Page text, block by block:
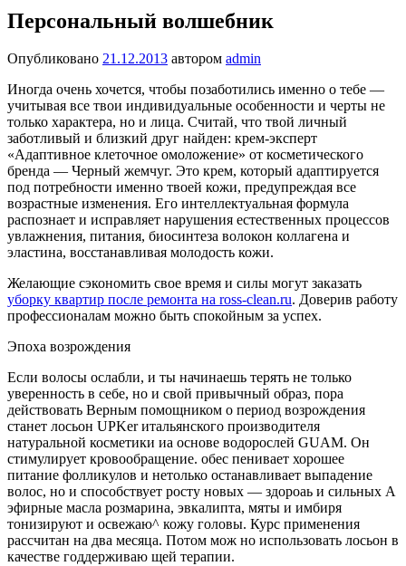
Персональный волшебник
Опубликовано 21.12.2013 автором admin
Иногда очень хочется, чтобы позаботились именно о тебе —
учитывая все твои индивидуальные особенности и черты не
только характера, но и лица. Считай, что твой личный
заботливый и близкий друг найден: крем-эксперт
«Адаптивное клеточное омоложение» от косметического
бренда — Черный жемчуг. Это крем, который адаптируется
под потребности именно твоей кожи, предупреждая все
возрастные изменения. Его интеллектуальная формула
распознает и исправляет нарушения естественных процессов
увлажнения, питания, биосинтеза волокон коллагена и
эластина, восстанавливая молодость кожи.
Желающие сэкономить свое время и силы могут заказать
уборку квартир после ремонта на ross-clean.ru. Доверив работу
профессионалам можно быть спокойным за успех.
Эпоха возрождения
Если волосы ослабли, и ты начинаешь терять не только
уверенность в себе, но и свой привычный образ, пора
действовать Верным помощником о период возрождения
станет лосьон UPKer итальянского производителя
натуральной косметики иа основе водорослей GUAM. Он
стимулирует кровообращение. обес пенивает хорошее
питание фолликулов и нетолько останавливает выпадение
волос, но и способствует росту новых — здороаь и сильных А
эфирные масла розмарина, эвкалипта, мяты и имбиря
тонизируют и освежаю^ кожу головы. Курс применения
рассчитан на два месяца. Потом мож но использовать лосьон в
качестве годдерживаю щей терапии.